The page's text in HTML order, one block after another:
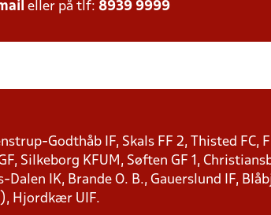
eller på tlf: 8939 9999
Godthåb IF, Skals FF 2, Thisted FC,
Silkeborg KFUM, Søften GF 1,
Dalen IK, Brande O. B., Gauerslund IF,
Hjordkær UIF.